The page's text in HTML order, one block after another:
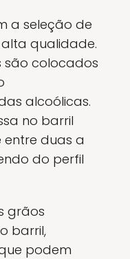
a seleção de
qualidade.
são colocados
alcoólicas.
no barril
duas a
do perfil
grãos
barril,
podem